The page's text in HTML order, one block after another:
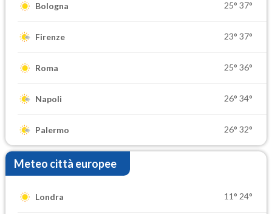
Bologna 25° 37°
Firenze 23° 37°
Roma 25° 36°
Napoli 26° 34°
Palermo 26° 32°
Meteo città europee
Londra 11° 24°